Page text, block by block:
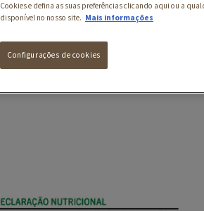
Cookies e defina as suas preferências clicando aqui ou a
disponível no nosso site. Mais informações
Configurações de cookies